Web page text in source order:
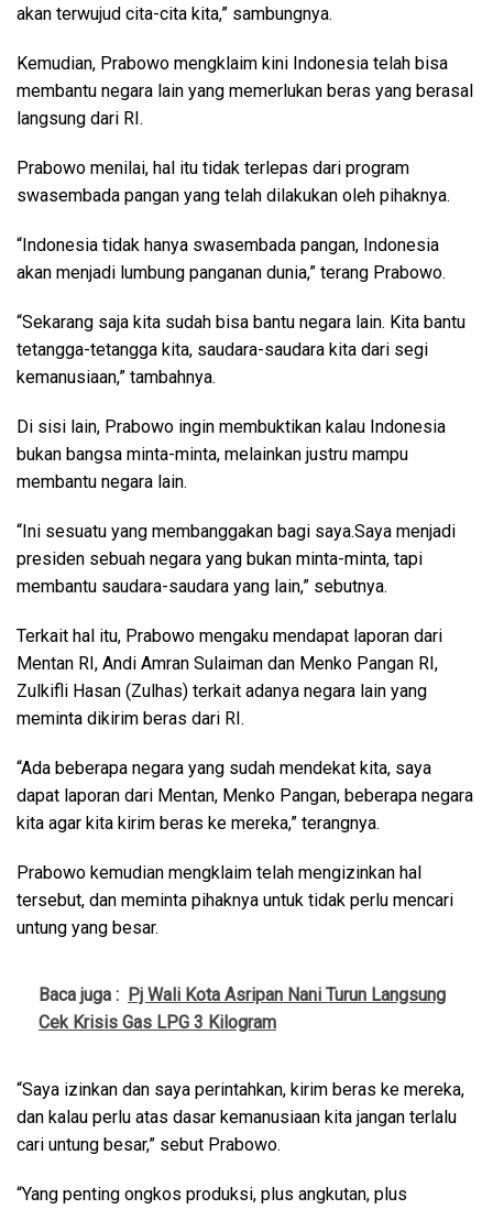
akan terwujud cita-cita kita,” sambungnya.
Kemudian, Prabowo mengklaim kini Indonesia telah bisa
membantu negara lain yang memerlukan beras yang berasal
langsung dari RI.
Prabowo menilai, hal itu tidak terlepas dari program
swasembada pangan yang telah dilakukan oleh pihaknya.
“Indonesia tidak hanya swasembada pangan, Indonesia
akan menjadi lumbung panganan dunia,” terang Prabowo.
“Sekarang saja kita sudah bisa bantu negara lain. Kita bantu
tetangga-tetangga kita, saudara-saudara kita dari segi
kemanusiaan,” tambahnya.
Di sisi lain, Prabowo ingin membuktikan kalau Indonesia
bukan bangsa minta-minta, melainkan justru mampu
membantu negara lain.
“Ini sesuatu yang membanggakan bagi saya.Saya menjadi
presiden sebuah negara yang bukan minta-minta, tapi
membantu saudara-saudara yang lain,” sebutnya.
Terkait hal itu, Prabowo mengaku mendapat laporan dari
Mentan RI, Andi Amran Sulaiman dan Menko Pangan RI,
Zulkifli Hasan (Zulhas) terkait adanya negara lain yang
meminta dikirim beras dari RI.
“Ada beberapa negara yang sudah mendekat kita, saya
dapat laporan dari Mentan, Menko Pangan, beberapa negara
kita agar kita kirim beras ke mereka,” terangnya.
Prabowo kemudian mengklaim telah mengizinkan hal
tersebut, dan meminta pihaknya untuk tidak perlu mencari
untung yang besar.
Baca juga : Pj Wali Kota Asripan Nani Turun Langsung
Cek Krisis Gas LPG 3 Kilogram
“Saya izinkan dan saya perintahkan, kirim beras ke mereka,
dan kalau perlu atas dasar kemanusiaan kita jangan terlalu
cari untung besar,” sebut Prabowo.
“Yang penting ongkos produksi, plus angkutan, plus